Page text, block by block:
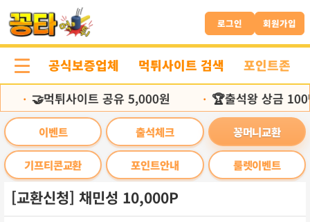
문
로
로그인 회원가입
공식보증업체 먹튀사이트 검색 포인트존
🤝먹튀사이트 공유 5,000원 🏆출석왕 상금 100
이벤트 출석체크 꽁머니교환
기프티콘교환 포인트안내 룰렛이벤트
[교환신청] 채민성 10,000P